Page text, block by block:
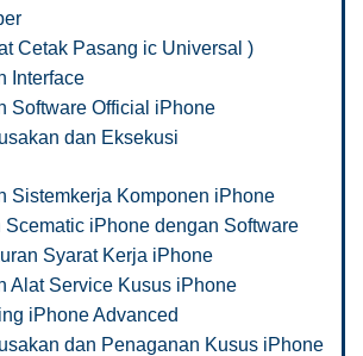
Cetak Pasang ic Universal )
Interface
Software Official iPhone
dan Eksekusi
Sistemkerja Komponen iPhone
Scematic iPhone dengan Software
Syarat Kerja iPhone
Alat Service Kusus iPhone
iPhone Advanced
dan Penaganan Kusus iPhone